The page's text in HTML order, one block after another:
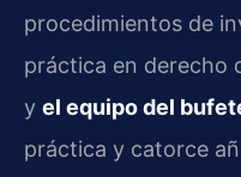
procedimientos de
práctica en derecho
y el equipo del
práctica y catorce